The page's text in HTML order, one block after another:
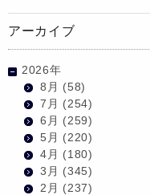
アーカイブ
2026年
8月 (58)
7月 (254)
6月 (259)
5月 (220)
4月 (180)
3月 (345)
2月 (237)